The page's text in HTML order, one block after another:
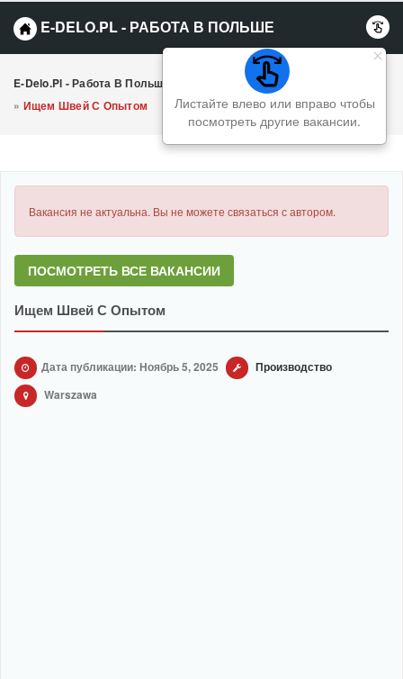
E-DELO.PL - РАБОТА В ПОЛЬШЕ
Листайте влево или вправо чтобы
посмотреть другие вакансии.
E-Delo.pl - Работа В Польше Вакансии
Производство
» Ищем Швей С Опытом
Вакансия не актуальна. Вы не можете связаться с автором.
ПОСМОТРЕТЬ ВСЕ ВАКАНСИИ
Ищем Швей С Опытом
Дата публикации: Ноябрь 5, 2025
Производство
Warszawa